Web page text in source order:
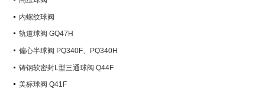
内螺纹球阀
轨道球阀 GQ47H
偏心半球阀 PQ340F、PQ340H
铸钢软密封L型三通球阀 Q44F
美标球阀 Q41F